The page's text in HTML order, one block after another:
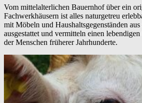
Vom mittelalterlichen Bauernhof über ein
Fachwerkhäusern ist alles naturgetreu
mit Möbeln und Haushaltsgegenständen
ausgestattet und vermitteln einen
der Menschen früherer Jahrhunderte.